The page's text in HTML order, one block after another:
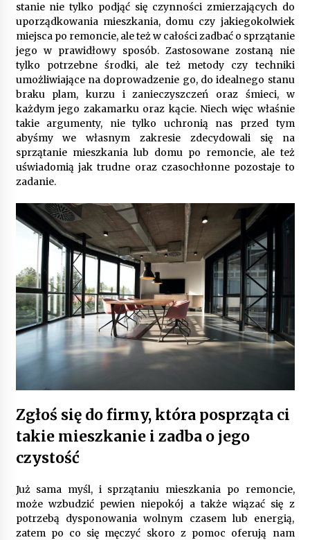
Startpolish w praktyce – jak szybko przyswajać
nowy język?
10 miesięcy ago
Zakopane: apartament z basenem dla
wymagających
10 miesięcy ago
Jak wybrać idealny stół do jadalni? poradnik
zakupowy
10 miesięcy ago
Nowoczesne rozwiązania opakowaniowe
dopasowane do potrzeb różnych branż
12 miesięcy ago
Gruntowa czy powietrzna pompa ciepła – co
wybrać do ogrzewania domu?
1 rok ago
stanie nie tylko podjąć się czynności zmierzających do
uporządkowania mieszkania, domu czy jakiegokolwiek
miejsca po remoncie, ale też w całości zadbać o sprzątanie
jego w prawidłowy sposób. Zastosowane zostaną nie
tylko potrzebne środki, ale też metody czy techniki
umożliwiające na doprowadzenie go, do idealnego stanu
braku plam, kurzu i zanieczyszczeń oraz śmieci, w
każdym jego zakamarku oraz kącie. Niech więc właśnie
takie argumenty, nie tylko uchronią nas przed tym
abyśmy we własnym zakresie zdecydowali się na
sprzątanie mieszkania lub domu po remoncie, ale też
uświadomią jak trudne oraz czasochłonne pozostaje to
zadanie.
Zgłoś się do firmy, która posprząta ci
takie mieszkanie i zadba o jego
czystość
Już sama myśl, i sprzątaniu mieszkania po remoncie,
może wzbudzić pewien niepokój a także wiązać się z
potrzebą dysponowania wolnym czasem lub energią,
zatem po co się męczyć skoro z pomoc oferują nam